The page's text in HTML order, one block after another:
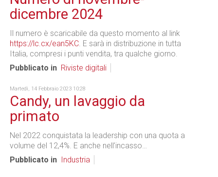
dicembre 2024
Il numero è scaricabile da questo momento al link
https://lc.cx/ean5KC. E sarà in distribuzione in tutta
Italia, compresi i punti vendita, tra qualche giorno.
Pubblicato in Riviste digitali
Martedì, 14 Febbraio 2023 10:28
Candy, un lavaggio da
primato
Nel 2022 conquistata la leadership con una quota a
volume del 12,4%. E anche nell’incasso…
Pubblicato in
Industria